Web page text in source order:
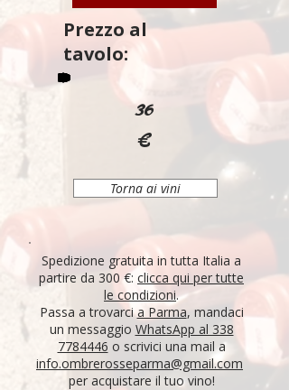
Prezzo al
tavolo:
36
€
Torna ai vini
Spedizione gratuita in tutta Italia a
partire da 300 €: clicca qui per tutte
le condizioni.
Passa a trovarcia Parma, mandaci
un messaggio WhatsApp al 338
7784446 o scrivici una mail a
info.ombrerosseparma@gmail.com
per acquistare il tuo vino!